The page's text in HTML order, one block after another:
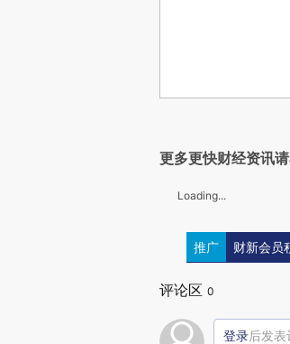
更多更快财经资讯
Loading...
推广 财新会员
评论区 0
登录后发